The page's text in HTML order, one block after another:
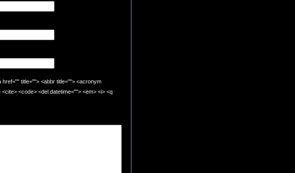
title=""> <abbr title=""> <acronym
<code> <del datetime=""> <em> <i> <q